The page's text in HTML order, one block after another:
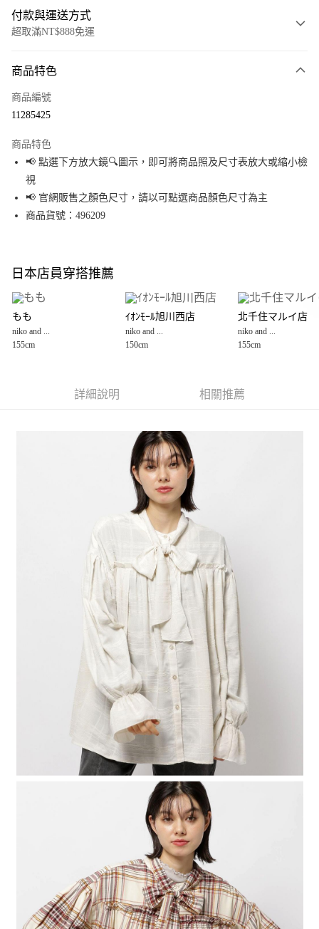
付款與運送方式
超取滿NT$888免運
信用卡一次付款
Apple Pay
街口支付
悠遊付
全盈+PAY
大哥付你分期
【大哥付你分期使用說明】
1.本服務由台灣大哥大提供，台灣大哥大用戶可立即使用無須另外申請。
2.付款方式選擇「大哥付你分期」，訂單成立後會自動跳轉到大哥付的交易
3.實際核准額度、可分期數及費用金額請依後續交易確認頁面所載為準。
4.訂單成立30分鐘內，如未前往確認交易或遇審核未通過，訂單將自動取
1.分期款項不併入電信帳單，「大哥付你分期」於每月結算日後寄送繳費提
2.透過簡訊連結打開帳單後，可選擇「超商條碼／台灣大直營門市／銀行轉
帳／街口支付／iPASS MONEY」等通路繳費。
1.本服務係由「台灣大哥大股份有限公司」（以下簡稱本公司）所提供，讓
用戶於交易時，得透過本服務購買商品或服務，並由商店將買賣／分期付款
買賣價金債權讓與本公司後，依約使用本公司帳單繳交帳款。
2.基於同意付款使用「大哥付你分期」之契約關係目的，商店將以您的個人
資料（包含姓名、電話或地址）提供予台灣大哥大進項蒐集、處理及利用，
由本公司與您本人進行分期帳單所需資料之確認、核對及更正。
3.完整用戶服務條款，請詳閱以下連結：
https://oppay.tw/userRule
AFTEE先享後付
３．安心：先確認商品／服務後，再付款。
【「AFTEE先享後付」結帳流程】
１．於結帳方式選擇「AFTEE先享後付」後，將跳轉至「AFTEE先享後付」
結帳頁面，進行簡訊認證並確認金額後，即可完成結帳。
２．訂單成立數日內，您將收到繳費通知簡訊。
３．收到繳費通知簡訊後14天內，點擊此簡訊中的連結，可透過四大超商／
ATM／網路銀行／等多元方式進行付款，方視為交易完成。
※ 請注意：結帳手續完成當下不需立刻繳費，但若您需要取消訂單，請聯絡
購買商品的店家。未經商家同意取消之訂單仍視為有效，需透過AFTEE先享
後付繳納相關費用。
※ 交易是否成功請以「AFTEE先享後付 」之結帳頁面顯示為準，若有關於
是否繳費成功／繳費後需取消欲退款等相關疑問，請聯繫「AFTEE先享後付
https://netprotections.freshdesk.com/support/home
１．透過由恩沛科技股份有限公司提供之「AFTEE先享後付」服務完成之交
易，需依本服務之必要範圍內提供個人資料，並將交易相關給付款項請求債
權轉讓予恩沛科技股份有限公司。
２．關於個人資料處理事宜，請瀏覽以下網址：
https://aftee.tw/terms/#terms3
３．未成年的使用者請事先徵得法定代理人或監護人之同意方可使用
「AFTEE先享後付」，若未經同意申辦者引起之損失，本公司不負相關責
４．使用「AFTEE先享後付」時，將依據個別帳號之用戶狀況，依本公司即
時審查核予不同之上限額度；若仍有額度不足之情形，本公司將視審查結果
請求用戶進行身份認證。
５．嚴禁一人註冊多個帳號或使用他人資訊註冊。若發現惡意使用之情形，
恩沛科技股份有限公司將有權停止該用戶之使用額度並採取法律行動。
每筆NT$80，滿NT$888(含以上)免運費
每筆NT$80，滿NT$888(含以上)免運費
每筆NT$80，滿NT$1,500(含以上)免運費
每筆NT$80，滿NT$1,500(含以上)免運費
每筆NT$80，滿NT$1,500(含以上)免運費
商品特色
商品編號
11285425
商品特色
📢 點選下方放大鏡🔍圖示，即可將商品照及尺寸表放大或縮小檢
視
📢 官網販售之顏色尺寸，請以可點選商品顏色尺寸為主
商品貨號：496209
日本店員穿搭推薦
もも
niko and ...
155cm
ｲｵﾝﾓｰﾙ旭川西店
niko and ...
150cm
北千住マルイ店
niko and ...
155cm
詳細說明 相關推薦